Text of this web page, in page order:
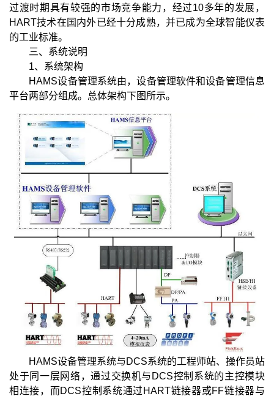
过渡时期具有较强的市场竞争能力，经过10多年的发展，
HART技术在国内外已经十分成熟，并已成为全球智能仪表
的工业标准。
三、系统说明
1、系统架构
HAMS设备管理系统由，设备管理软件和设备管理信息
平台两部分组成。总体架构下图所示。
HAMS设备管理系统与DCS系统的工程师站、操作员站
处于同一层网络，通过交换机与DCS控制系统的主控模块
相连接，而DCS控制系统通过HART链接器或FF链接器与